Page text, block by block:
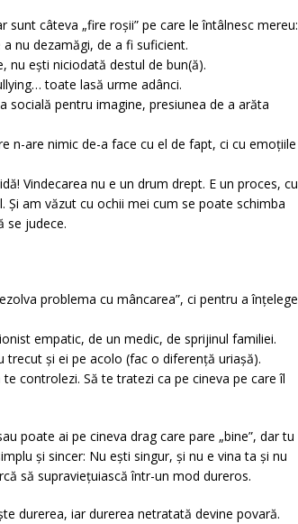
sunt câteva „fire roșii” pe care le întâlnesc mereu:
nu dezamăgi, de a fi suficient.
ești niciodată destul de bun(ă).
toate lasă urme adânci.
pentru imagine, presiunea de a arăta
n-are nimic de-a face cu el de fapt, ci cu emoțiile
Vindecarea nu e un drum drept. E un proces, cu
Și am văzut cu ochii mei cum se poate schimba
se judece.
problema cu mâncarea”, ci pentru a înțelege
empatic, de un medic, de sprijinul familiei.
și ei pe acolo (fac o diferență uriașă).
controlezi. Să te tratezi ca pe cineva pe care îl
poate ai pe cineva drag care pare „bine”, dar tu
și sincer: Nu ești singur, și nu e vina ta și nu
să supraviețuiască într-un mod dureros.
durerea, iar durerea netratată devine povară.